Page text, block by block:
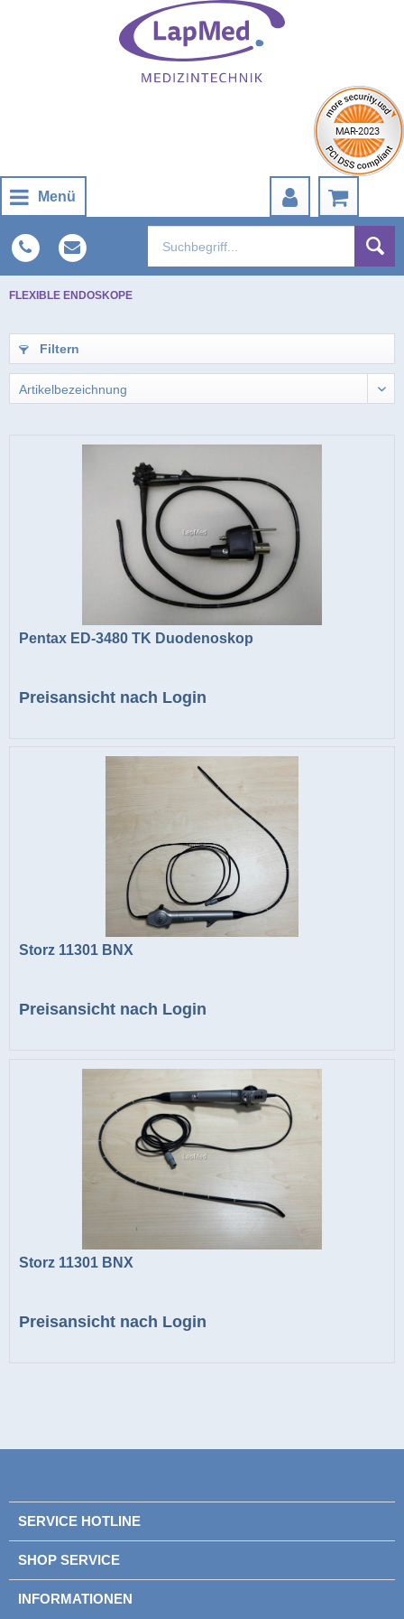
Menü
FLEXIBLE ENDOSKOPE
Filtern
Pentax ED-3480 TK Duodenoskop
Preisansicht nach Login
Storz 11301 BNX
Preisansicht nach Login
Storz 11301 BNX
Preisansicht nach Login
SERVICE HOTLINE
SHOP SERVICE
INFORMATIONEN